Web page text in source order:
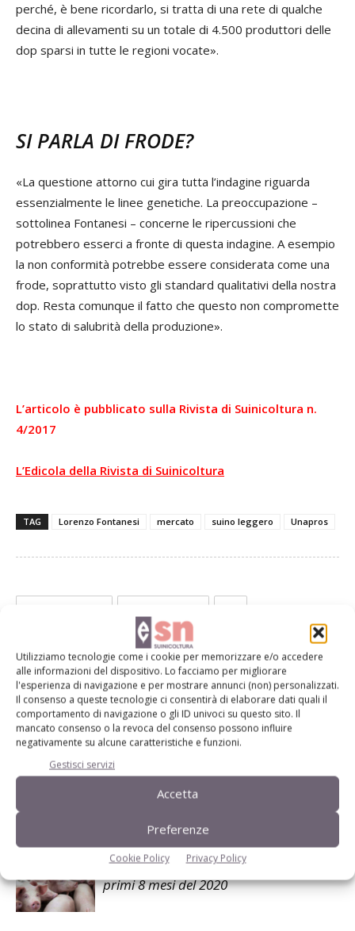
Utilizziamo tecnologie come i cookie per memorizzare e/o accedere
alle informazioni del dispositivo. Lo facciamo per migliorare
l'esperienza di navigazione e per mostrare annunci (non) personalizzati.
Il consenso a queste tecnologie ci consentirà di elaborare dati quali il
comportamento di navigazione o gli ID univoci su questo sito. Il
mancato consenso o la revoca del consenso possono influire
negativamente su alcune caratteristiche e funzioni.
Gestisci servizi
Accetta
Preferenze
Cookie Policy Privacy Policy
perché, è bene ricordarlo, si tratta di una rete di qualche
decina di allevamenti su un totale di 4.500 produttori delle
dop sparsi in tutte le regioni vocate».
SI PARLA DI FRODE?
«La questione attorno cui gira tutta l’indagine riguarda
essenzialmente le linee genetiche. La preoccupazione –
sottolinea Fontanesi – concerne le ripercussioni che
potrebbero esserci a fronte di questa indagine. A esempio
la non conformità potrebbe essere considerata come una
frode, soprattutto visto gli standard qualitativi della nostra
dop. Resta comunque il fatto che questo non compromette
lo stato di salubrità della produzione».
L’articolo è pubblicato sulla Rivista di Suinicoltura n.
4/2017
L’Edicola della Rivista di Suinicoltura
TAG Lorenzo Fontanesi mercato suino leggero Unapros
Articoli correlati
Gennaio: 2,105 euro/kg il prezzo del
suino pesante
Dicembre: 2,223 euro/kg il prezzo del
Andamento mercato e bilanci i dati dei
primi 8 mesi del 2020